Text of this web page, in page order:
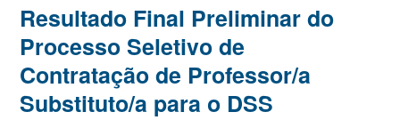
Resultado Final Preliminar do
Processo Seletivo de
Contratação de Professor/a
Substituto/a para o DSS